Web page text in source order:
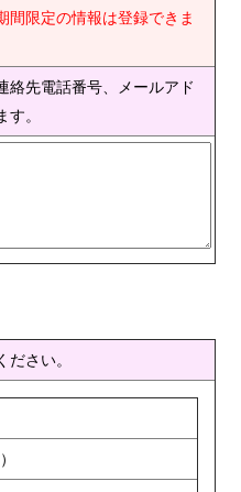
限定の情報は登録できま
先電話番号、メールアド
。
さい。